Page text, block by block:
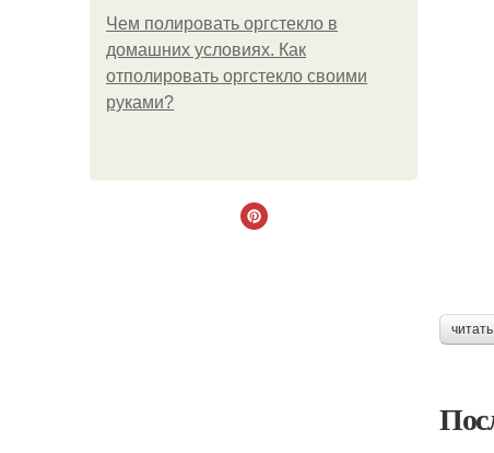
Чем полировать оргстекло в
домашних условиях. Как
отполировать оргстекло своими
руками?